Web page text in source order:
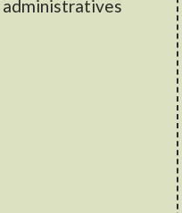
administratives